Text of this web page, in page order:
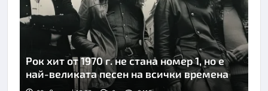
Рок хит от 1970 г. не стана номер 1, но е
най-великата песен на всички времена